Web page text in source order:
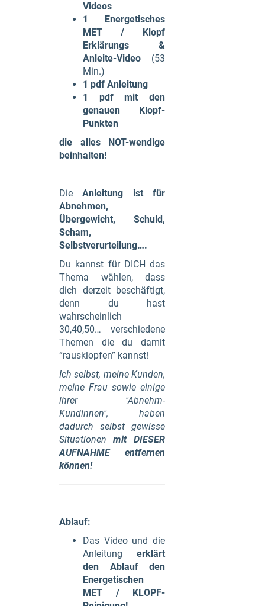
Videos
1 Energetisches
MET / Klopf
Erklärungs &
Anleite-Video (53
Min.)
1 pdf Anleitung
1 pdf mit den
genauen Klopf-
Punkten
die alles NOT-wendige
beinhalten!
Die Anleitung ist für
Abnehmen,
Übergewicht, Schuld,
Scham,
Selbstverurteilung….
Du kannst für DICH das
Thema wählen, dass
dich derzeit beschäftigt,
denn du hast
wahrscheinlich
30,40,50… verschiedene
Themen die du damit
“rausklopfen” kannst!
Ich selbst, meine Kunden,
meine Frau sowie einige
ihrer "Abnehm-
Kundinnen", haben
dadurch selbst gewisse
Situationen mit DIESER
AUFNAHME entfernen
können!
Ablauf:
Das Video und die
Anleitung erklärt
den Ablauf den
Energetischen
MET / KLOPF-